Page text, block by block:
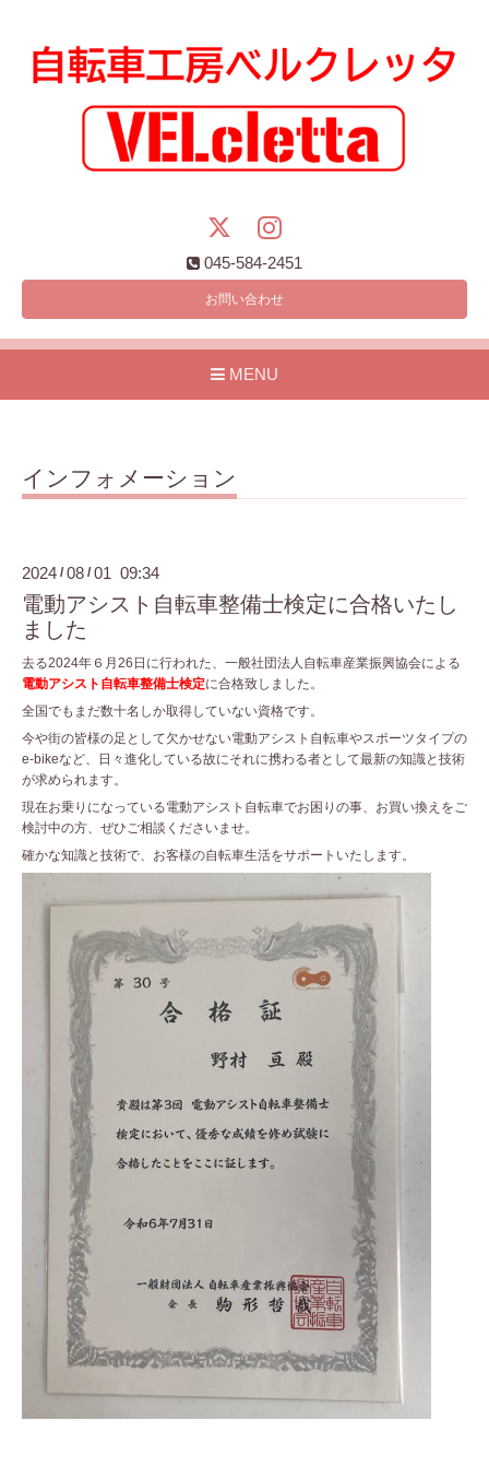
045-584-2451
お問い合わせ
MENU
インフォメーション
2024 /08 /01 09:34
電動アシスト自転車整備士検定に合格いたし
ました
去る2024年６月26日に行われた、一般社団法人自転車産業振興協会による
電動アシスト自転車整備士検定に合格致しました。
全国でもまだ数十名しか取得していない資格です。
今や街の皆様の足として欠かせない電動アシスト自転車やスポーツタイプの
e-bikeなど、日々進化している故にそれに携わる者として最新の知識と技術
が求められます。
現在お乗りになっている電動アシスト自転車でお困りの事、お買い換えをご
検討中の方、ぜひご相談くださいませ。
確かな知識と技術で、お客様の自転車生活をサポートいたします。